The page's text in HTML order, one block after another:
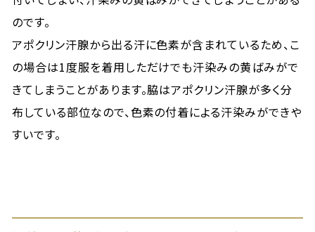
のです。
アポクリン汗腺から出る汗に色素が含まれているため、こ
の場合は1度服を着用しただけでも汗染みの黄ばみがで
きてしまうことがあります。脇はアポクリン汗腺が多く分
布している部位なので、色素の付着による汗染みができや
すいです。